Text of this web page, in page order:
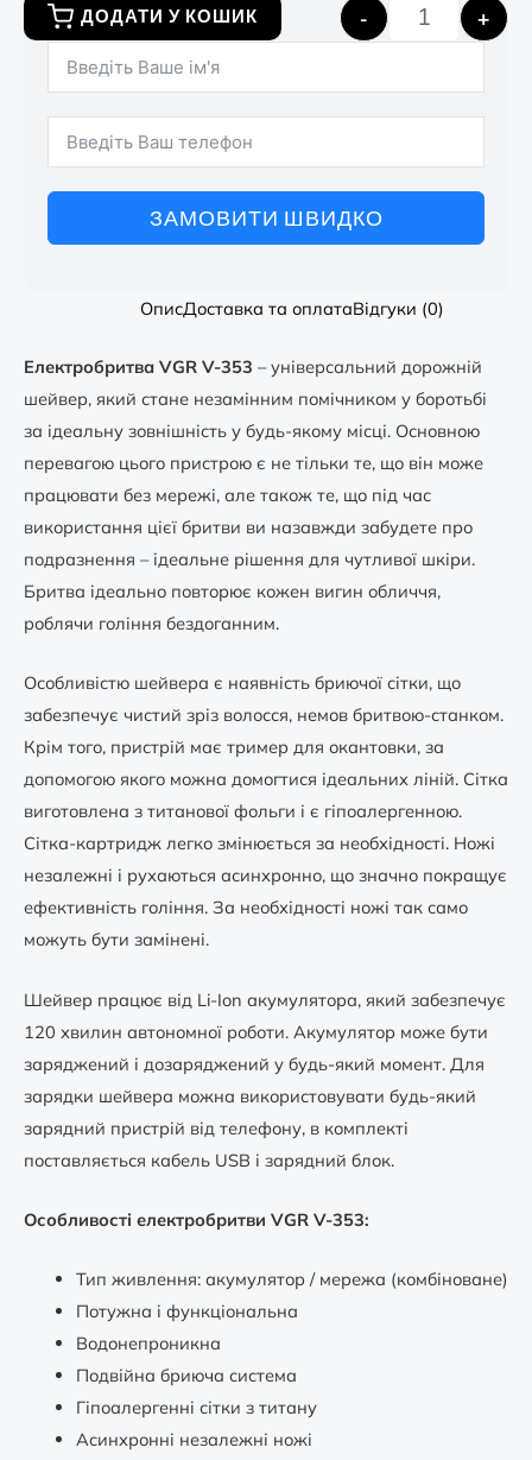
- +
ДОДАТИ У КОШИК
ЗАМОВИТИ ШВИДКО
ОписДоставка та оплатаВідгуки (0)
Електробритва VGR V-353 – універсальний дорожній
шейвер, який стане незамінним помічником у боротьбі
за ідеальну зовнішність у будь-якому місці. Основною
перевагою цього пристрою є не тільки те, що він може
працювати без мережі, але також те, що під час
використання цієї бритви ви назавжди забудете про
подразнення – ідеальне рішення для чутливої шкіри.
Бритва ідеально повторює кожен вигин обличчя,
роблячи гоління бездоганним.
Особливістю шейвера є наявність бриючої сітки, що
забезпечує чистий зріз волосся, немов бритвою-станком.
Крім того, пристрій має тример для окантовки, за
допомогою якого можна домогтися ідеальних ліній. Сітка
виготовлена з титанової фольги і є гіпоалергенною.
Сітка-картридж легко змінюється за необхідності. Ножі
незалежні і рухаються асинхронно, що значно покращує
ефективність гоління. За необхідності ножі так само
можуть бути замінені.
Шейвер працює від Li-Ion акумулятора, який забезпечує
120 хвилин автономної роботи. Акумулятор може бути
заряджений і дозаряджений у будь-який момент. Для
зарядки шейвера можна використовувати будь-який
зарядний пристрій від телефону, в комплекті
поставляється кабель USB і зарядний блок.
Особливості електробритви VGR V-353:
Тип живлення: акумулятор / мережа (комбіноване)
Потужна і функціональна
Водонепроникна
Подвійна бриюча система
Гіпоалергенні сітки з титану
Асинхронні незалежні ножі